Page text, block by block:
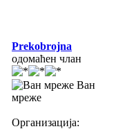
Prekobrojna
одомаћен члан
Ван
мреже
Организација: